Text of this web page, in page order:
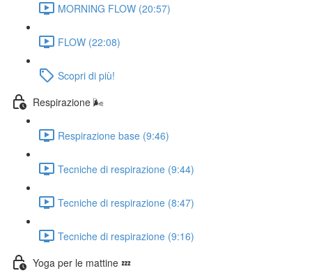
MORNING FLOW (20:57)
FLOW (22:08)
Scopri di più!
Respirazione 🌬️
Respirazione base (9:46)
Tecniche di respirazione (9:44)
Tecniche di respirazione (8:47)
Tecniche di respirazione (9:16)
Yoga per le mattine 💤